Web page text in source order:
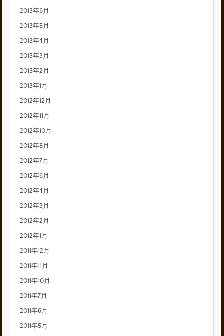
2013年6月
2013年5月
2013年4月
2013年3月
2013年2月
2013年1月
2012年12月
2012年11月
2012年10月
2012年8月
2012年7月
2012年6月
2012年4月
2012年3月
2012年2月
2012年1月
2011年12月
2011年11月
2011年10月
2011年7月
2011年6月
2011年5月